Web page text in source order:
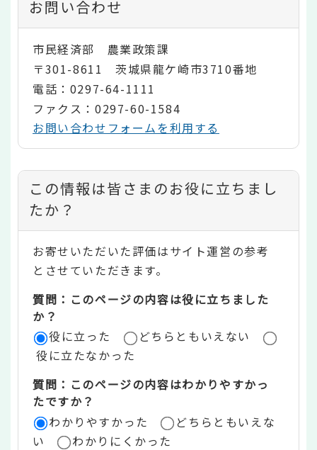
お問い合わせ
市民経済部 農業政策課
〒301-8611 茨城県龍ケ崎市3710番地
電話：0297-64-1111
ファクス：0297-60-1584
お問い合わせフォームを利用する
コ
ン
テ
ン
ツ
評
価
リ
ア
この情報は皆さまのお役に立ちまし
たか？
お寄せいただいた評価はサイト運営の参考
とさせていただきます。
質問：このページの内容は役に立ちました
か？
役に立った
どちらともいえない
役に立たなかった
質問：このページの内容はわかりやすかっ
たですか？
わかりやすかった
どちらともいえな
い
わかりにくかった